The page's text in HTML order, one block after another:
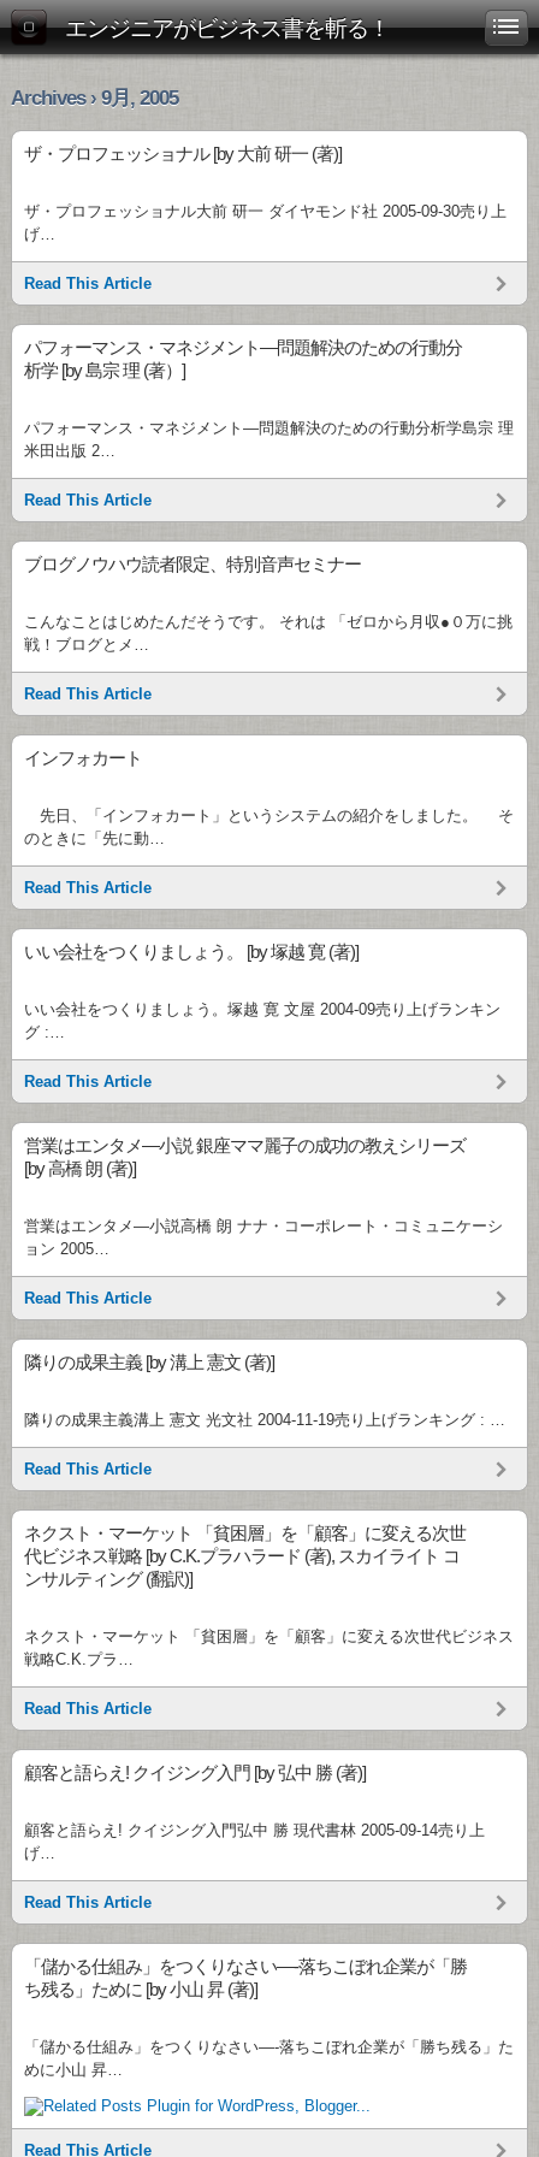
エンジニアがビジネス書を斬る！
Archives › 9月, 2005
ザ・プロフェッショナル [by 大前 研一 (著)]
ザ・プロフェッショナル大前 研一 ダイヤモンド社 2005-09-30売り上
げ…
Read This Article
パフォーマンス・マネジメント―問題解決のための行動分
析学 [by 島宗 理 (著）]
パフォーマンス・マネジメント―問題解決のための行動分析学島宗 理
米田出版 2…
Read This Article
ブログノウハウ読者限定、特別音声セミナー
こんなことはじめたんだそうです。 それは 「ゼロから月収●０万に挑
戦！ブログとメ…
Read This Article
インフォカート
先日、「インフォカート」というシステムの紹介をしました。 そ
のときに「先に動…
Read This Article
いい会社をつくりましょう。 [by 塚越 寛 (著)]
いい会社をつくりましょう。塚越 寛 文屋 2004-09売り上げランキン
グ :…
Read This Article
営業はエンタメ―小説 銀座ママ麗子の成功の教えシリーズ
[by 高橋 朗 (著)]
営業はエンタメ―小説高橋 朗 ナナ・コーポレート・コミュニケーシ
ョン 2005…
Read This Article
隣りの成果主義 [by 溝上 憲文 (著)]
隣りの成果主義溝上 憲文 光文社 2004-11-19売り上げランキング : …
Read This Article
ネクスト・マーケット 「貧困層」を「顧客」に変える次世
代ビジネス戦略 [by C.K.プラハラード (著), スカイライト コ
ンサルティング (翻訳)]
ネクスト・マーケット 「貧困層」を「顧客」に変える次世代ビジネス
戦略C.K.プラ…
Read This Article
顧客と語らえ! クイジング入門 [by 弘中 勝 (著)]
顧客と語らえ! クイジング入門弘中 勝 現代書林 2005-09-14売り上
げ…
Read This Article
「儲かる仕組み」をつくりなさい—-落ちこぼれ企業が「勝
ち残る」ために [by 小山 昇 (著)]
「儲かる仕組み」をつくりなさい—-落ちこぼれ企業が「勝ち残る」た
めに小山 昇…
Read This Article